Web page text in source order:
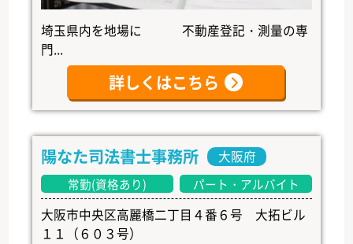
埼玉県内を地場に 不動産登記・測量の専
門...
詳しくはこちら
陽なた司法書士事務所 大阪府
常勤(資格あり) パート・アルバイト
大阪市中央区高麗橋二丁目４番６号 大拓ビル
１１（６０３号）